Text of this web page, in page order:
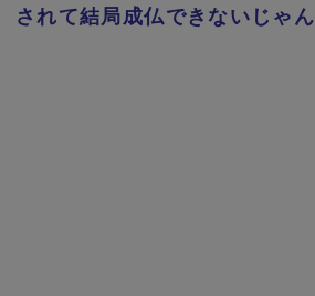
されて結局成仏できないじゃん